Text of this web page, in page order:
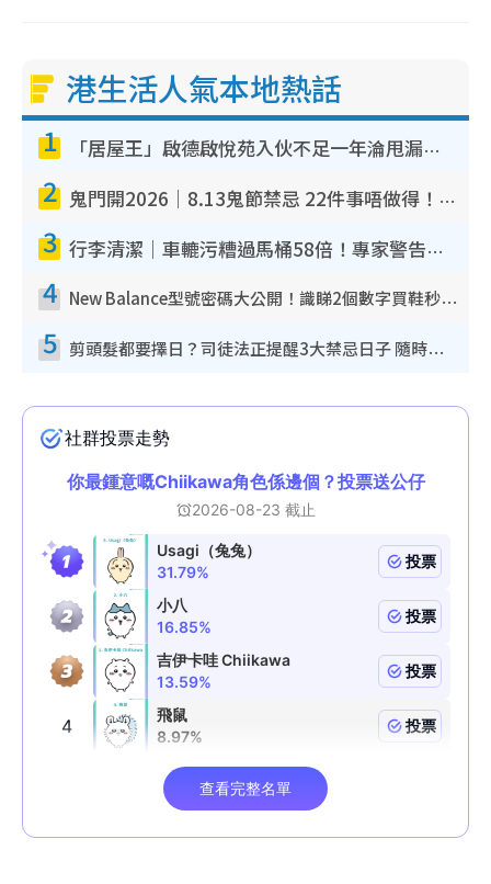
港生活人氣本地熱話
1 「居屋王」啟德啟悅苑入伙不足一年淪甩漏之王！插頭噴火花致大停電 多戶業主全屋家電報銷
2 鬼門開2026｜8.13鬼節禁忌 22件事唔做得！燒肉、刺身要少食？半夜勿吹口哨/打呢個電話
3 行李清潔｜車轆污糟過馬桶58倍！專家警告忌用酒精抹 教1招免污手除菌
4 New Balance型號密碼大公開！識睇2個數字買鞋秒知功能免中伏 附5大熱門鞋款
5 剪頭髮都要擇日？司徒法正提醒3大禁忌日子 隨時剪走財運！呢日剪髮恐「剪壽命」？